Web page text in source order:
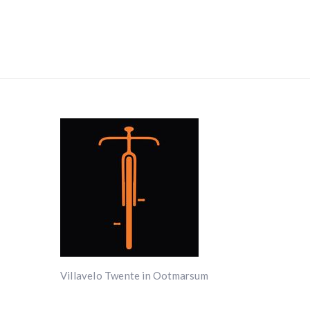
Villavelo Twente in Ootmarsum